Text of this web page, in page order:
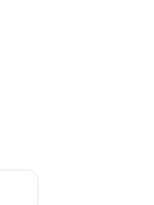
pekan berikutnya Agu 21 -